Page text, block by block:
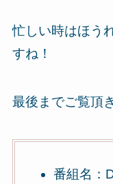
忙しい時はほう
すね！
最後までご覧頂
番組名：